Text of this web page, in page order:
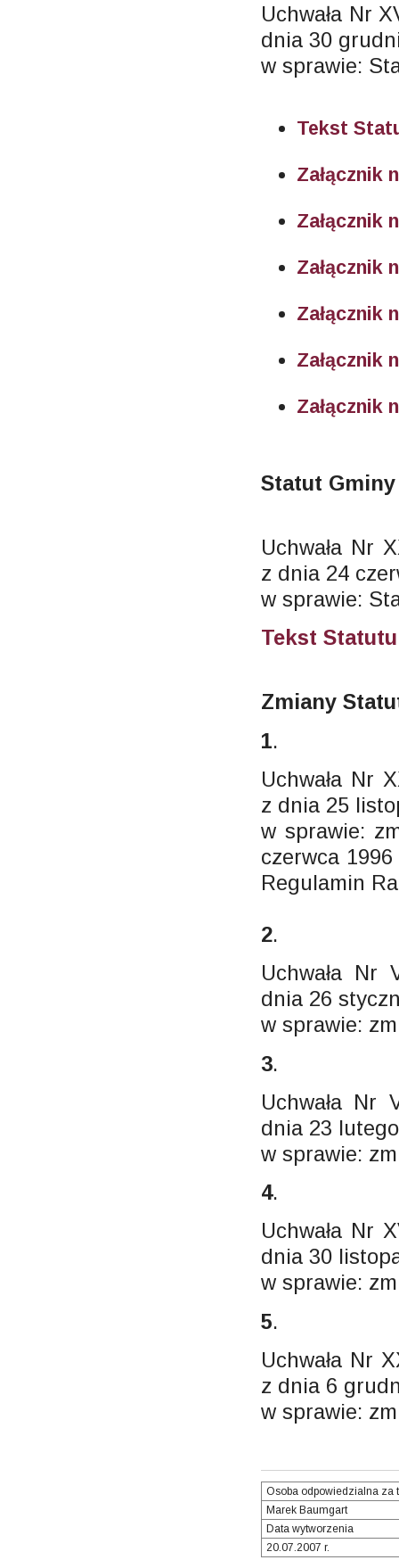
Uchwała Nr
dnia 30
w sprawie:
Tekst
Załącznik
Załącznik
Załącznik
Załącznik
Załącznik
Załącznik
Statut Gminy
Uchwała Nr
z dnia 24
w sprawie:
Tekst
Zmiany
1.
Uchwała Nr
z dnia 25
w sprawie:
czerwca
Regulamin
2.
Uchwała Nr
dnia 26
w sprawie:
3.
Uchwała Nr
dnia 23
w sprawie:
4.
Uchwała Nr
dnia 30
w sprawie:
5.
Uchwała Nr
z dnia 6
w sprawie:
Osoba odpowiedzialna za
Marek Baumgart
Data wytworzenia
20.07.2007 r.